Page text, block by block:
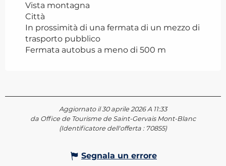
Vista montagna
Città
In prossimità di una fermata di un mezzo di
trasporto pubblico
Fermata autobus a meno di 500 m
Aggiornato il 30 aprile 2026 A 11:33
da Office de Tourisme de Saint-Gervais Mont-Blanc
(Identificatore dell'offerta : 70855)
Segnala un errore